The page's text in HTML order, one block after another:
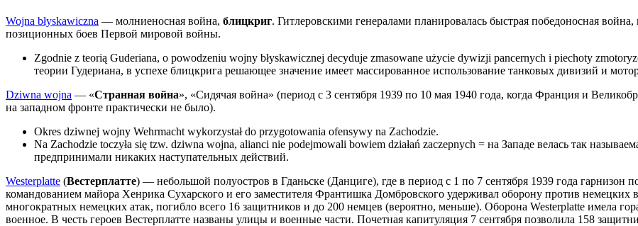
Wojna błyskawiczna — молниеносная война, блицкриг. Гитлеровскими генералами планировалась быстрая победоносная
позиционных боев Первой мировой войны.
Zgodnie z teorią Guderiana, o powodzeniu wojny błyskawicznej decyduje zmasowane użycie dywizji pancernych i piechoty
теории Гудериана, в успехе блицкрига решающее значение имеет массированное использование танковых дивизий и
Dziwna wojna — «Странная война», «Сидячая война» (период с 3 сентября 1939 по 10 мая 1940 года, когда Франция и
на западном фронте практически не было).
Okres dziwnej wojny Wehrmacht wykorzystał do przygotowania ofensywy na Zachodzie.
Na Zachodzie toczyła się tzw. dziwna wojna, alianci nie podejmowali bowiem działań zaczepnych = на Западе велась так
предпринимали никаких наступательных действий.
Westerplatte (Вестерплатте) — небольшой полуостров в Гданьске (Данциге), где в период с 1 по 7 сентября 1939 года гарнизон
командованием майора Хенрика Сухарского и его заместителя Франтишка Домбровского удерживал оборону против
многократных немецких атак, погибло всего 16 защитников и до 200 немцев (вероятно, меньше). Оборона Westerplatte имела
военное. В честь героев Вестерплатте названы улицы и военные части. Почетная капитуляция 7 сентября позволила 158